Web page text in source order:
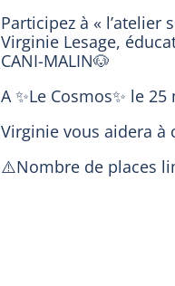
Participez à «
Virginie Lesage,
CANI-MALIN🐶
A ✨Le Cosmos✨ le
Virginie vous aidera à
⚠️Nombre de places